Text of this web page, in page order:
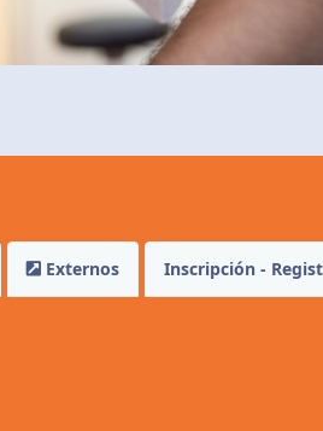
Externos Inscripción -